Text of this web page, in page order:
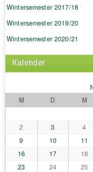
Wintersemester 2017/18
Wintersemester 2019/20
Wintersemester 2020/21
Kalender
M
D M
2
3 4
9
10 11
16
17 18
23
24 25